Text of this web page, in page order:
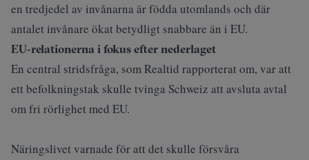
en tredjedel av invånarna är födda utomlands och där
antalet invånare ökat betydligt snabbare än i EU.
EU‑relationerna i fokus efter nederlaget
En central stridsfråga, som Realtid rapporterat om, var att
ett befolkningstak skulle tvinga Schweiz att avsluta avtal
om fri rörlighet med EU.
Näringslivet varnade för att det skulle försvåra